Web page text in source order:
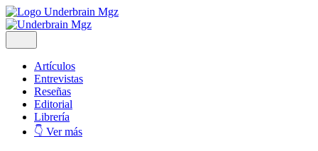
Artículos
Entrevistas
Reseñas
Editorial
Librería
👇 Ver más